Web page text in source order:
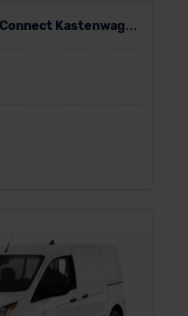
Kastenwagen